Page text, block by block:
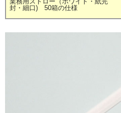
封・細口) 50箱の仕様